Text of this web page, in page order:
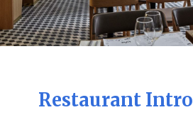
Restaurant Intro